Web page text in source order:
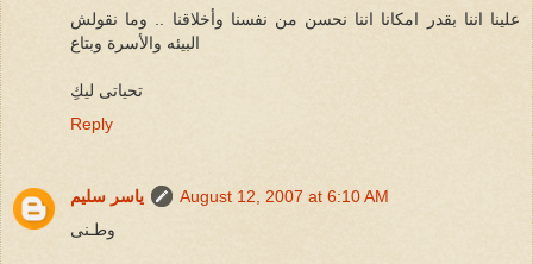
علينا اننا بقدر امكانا اننا نحسن من نفسنا وأخلاقنا .. وما نقولش
البيئه والأسرة وبتاع
تحياتى ليكِ
Reply
ياسر سليم
August 12, 2007 at 6:10 AM
وطـنى